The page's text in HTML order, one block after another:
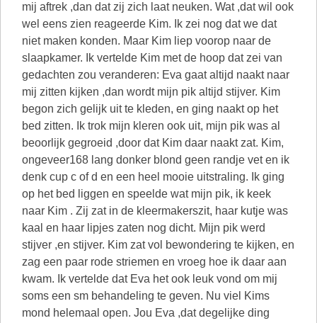
mij aftrek ,dan dat zij zich laat neuken. Wat ,dat wil ook
wel eens zien reageerde Kim. Ik zei nog dat we dat
niet maken konden. Maar Kim liep voorop naar de
slaapkamer. Ik vertelde Kim met de hoop dat zei van
gedachten zou veranderen: Eva gaat altijd naakt naar
mij zitten kijken ,dan wordt mijn pik altijd stijver. Kim
begon zich gelijk uit te kleden, en ging naakt op het
bed zitten. Ik trok mijn kleren ook uit, mijn pik was al
beoorlijk gegroeid ,door dat Kim daar naakt zat. Kim,
ongeveer168 lang donker blond geen randje vet en ik
denk cup c of d en een heel mooie uitstraling. Ik ging
op het bed liggen en speelde wat mijn pik, ik keek
naar Kim . Zij zat in de kleermakerszit, haar kutje was
kaal en haar lipjes zaten nog dicht. Mijn pik werd
stijver ,en stijver. Kim zat vol bewondering te kijken, en
zag een paar rode striemen en vroeg hoe ik daar aan
kwam. Ik vertelde dat Eva het ook leuk vond om mij
soms een sm behandeling te geven. Nu viel Kims
mond helemaal open. Jou Eva ,dat degelijke ding